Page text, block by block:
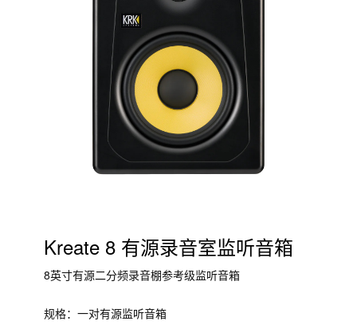
Kreate 8 有源录音室监听音箱
8英寸有源二分频录音棚参考级监听音箱
规格：一对有源监听音箱